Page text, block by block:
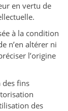
en vertu de
à la condition
n’en altérer ni
l’origine
des fins
des